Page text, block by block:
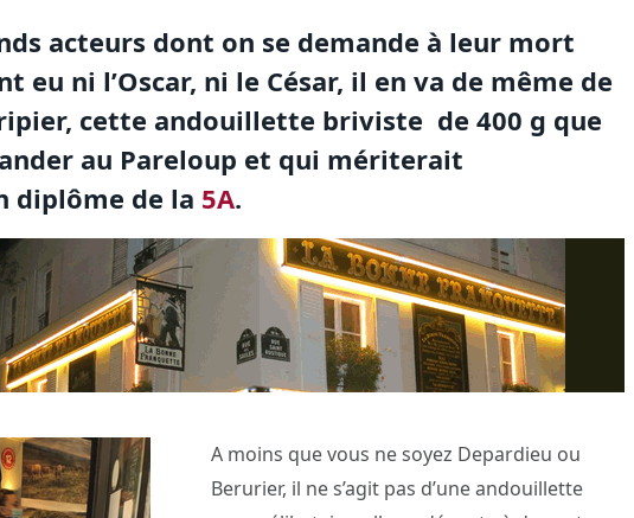
acteurs dont on se demande à leur mort
eu ni l’Oscar, ni le César, il en va de même de
cette andouillette briviste de 400 g que
au Pareloup et qui mériterait
diplôme de la 5A.
A moins que vous ne soyez Depardieu ou
Berurier, il ne s’agit pas d’une andouillette